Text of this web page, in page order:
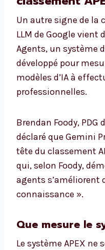
Un autre signe de la
LLM de Google vient
Agents, un système
développé pour
modèles d’IA à
professionnelles.
Brendan Foody, PDG
déclaré que Gemini
tête du classement
qui, selon Foody,
agents s’améliorent
connaissance ».
Que mesure le
Le système APEX